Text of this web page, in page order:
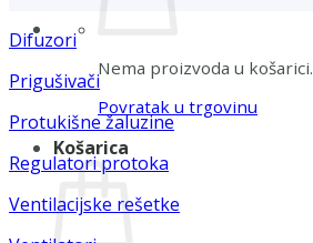
Nema proizvoda u košarici.
Povratak u trgovinu
Košarica
Difuzori
Prigušivači
Protukišne žaluzine
Regulatori protoka
Ventilacijske rešetke